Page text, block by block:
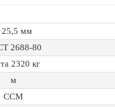
25,5 мм
2688-80
2320 кг
м
ССМ